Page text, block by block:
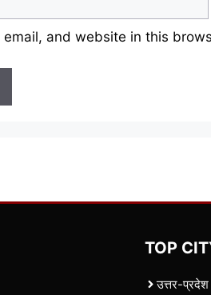
email, and website in this
TOP
उत्तर-प्रदेश